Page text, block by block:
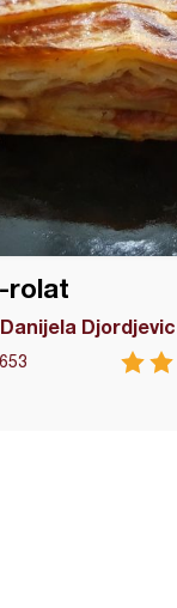
rolat
Danijela Djordjevic